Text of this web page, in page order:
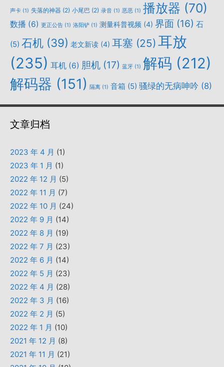
声卡 (1) 失落的神器 (2) 小尾巴 (2) 录音 (1) 恶恶 (1) 播放器 (70)
数播 (6) 更正公告 (1) 洛阳铲 (1) 测量科普视频 (4) 界面 (16) 石
(5) 石机 (39) 老文新读 (4) 耳塞 (25) 耳放
(235) 耳机 (6) 胆机 (17) 蓝牙 (1) 解码 (212)
解码器 (151) 隔离 (1) 音箱 (5) 骚绿的无病呻吟 (8)
文章归档
2023 年 4 月 (1)
2023 年 1 月 (1)
2022 年 12 月 (5)
2022 年 11 月 (7)
2022 年 10 月 (24)
2022 年 9 月 (14)
2022 年 8 月 (19)
2022 年 7 月 (23)
2022 年 6 月 (14)
2022 年 5 月 (23)
2022 年 4 月 (28)
2022 年 3 月 (16)
2022 年 2 月 (5)
2022 年 1 月 (10)
2021 年 12 月 (8)
2021 年 11 月 (21)